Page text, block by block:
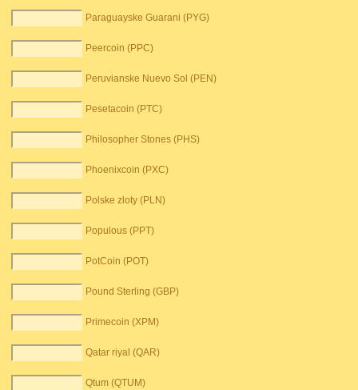
Paraguayske Guarani (PYG)
Peercoin (PPC)
Peruvianske Nuevo Sol (PEN)
Pesetacoin (PTC)
Philosopher Stones (PHS)
Phoenixcoin (PXC)
Polske zloty (PLN)
Populous (PPT)
PotCoin (POT)
Pound Sterling (GBP)
Primecoin (XPM)
Qatar riyal (QAR)
Qtum (QTUM)